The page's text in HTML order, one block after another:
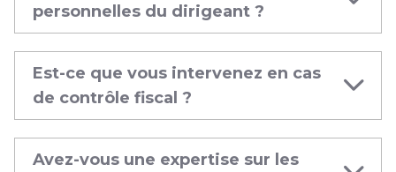
personnelles du dirigeant ?
Est-ce que vous intervenez en cas
de contrôle fiscal ?
Avez-vous une expertise sur les